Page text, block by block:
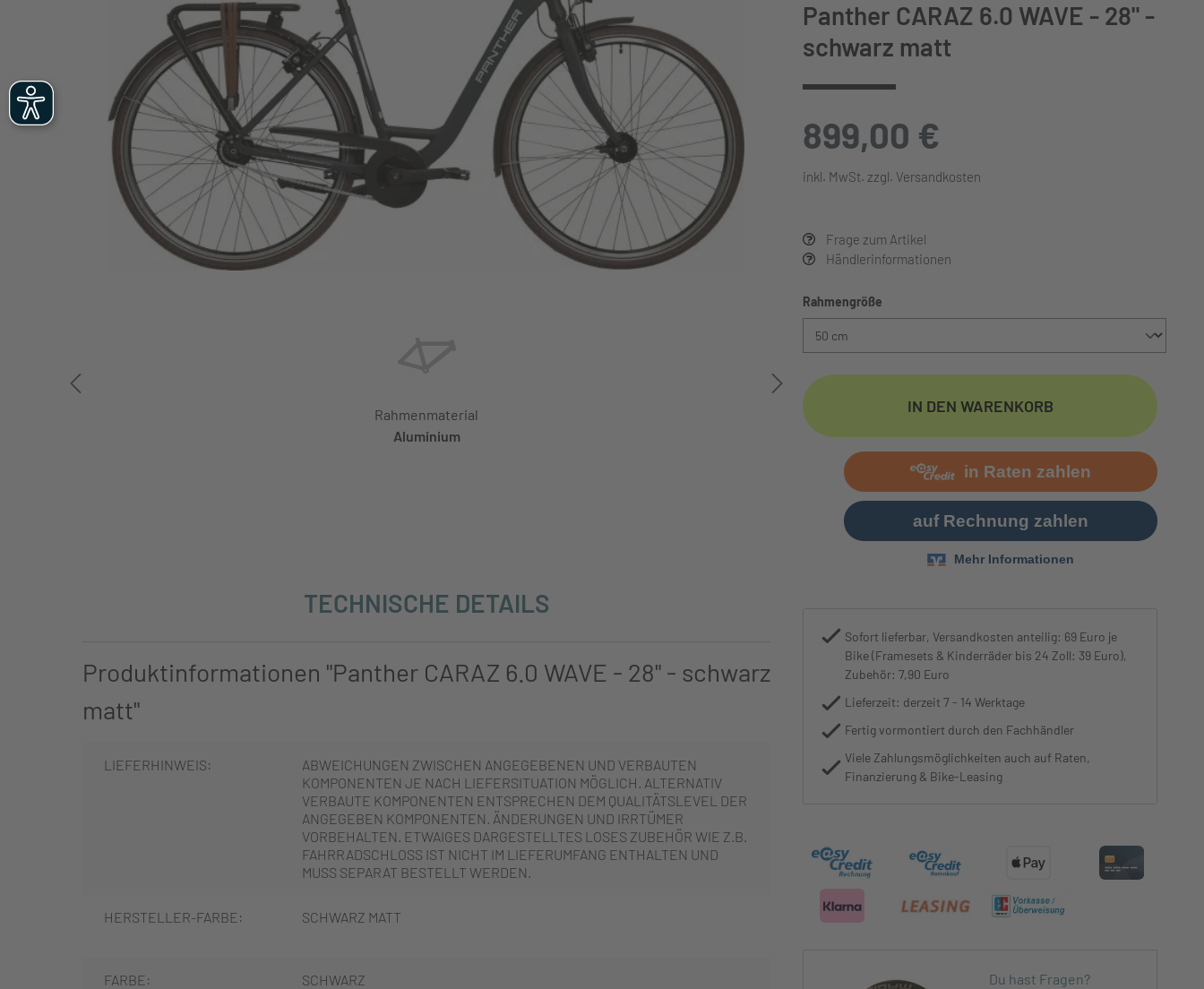
Rahmenmaterial
Aluminium
Bremse
Magura HS11
Panther CARAZ 6.0 WAVE - 28" -
schwarz matt
899,00 €
inkl. MwSt. zzgl. Versandkosten
Frage zum Artikel
Händlerinformationen
Rahmengröße
IN DEN WARENKORB
Sofort lieferbar, Versandkosten anteilig: 69 Euro je
Bike (Framesets & Kinderräder bis 24 Zoll: 39 Euro),
Zubehör: 7,90 Euro
Lieferzeit: derzeit 7 - 14 Werktage
Fertig vormontiert durch den Fachhändler
Viele Zahlungsmöglichkeiten auch auf Raten,
Finanzierung & Bike-Leasing
Du hast Fragen?
TECHNISCHE DETAILS
Produktinformationen "Panther CARAZ 6.0 WAVE - 28" - schwarz
matt"
LIEFERHINWEIS:
ABWEICHUNGEN ZWISCHEN ANGEGEBENEN UND VERBAUTEN
KOMPONENTEN JE NACH LIEFERSITUATION MÖGLICH. ALTERNATIV
VERBAUTE KOMPONENTEN ENTSPRECHEN DEM QUALITÄTSLEVEL DER
ANGEGEBEN KOMPONENTEN. ÄNDERUNGEN UND IRRTÜMER
VORBEHALTEN. ETWAIGES DARGESTELLTES LOSES ZUBEHÖR WIE Z.B.
FAHRRADSCHLOSS IST NICHT IM LIEFERUMFANG ENTHALTEN UND
MUSS SEPARAT BESTELLT WERDEN.
HERSTELLER-FARBE: SCHWARZ MATT
FARBE: SCHWARZ